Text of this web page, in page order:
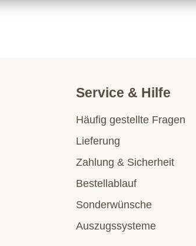
Service & Hilfe
Häufig gestellte Fragen
Lieferung
Zahlung & Sicherheit
Bestellablauf
Sonderwünsche
Auszugssysteme